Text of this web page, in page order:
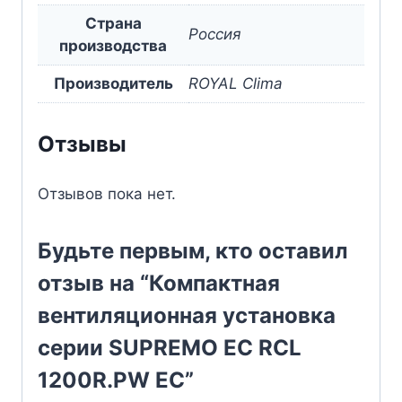
Страна
производства
Россия
Производитель ROYAL Clima
Отзывы
Отзывов пока нет.
Будьте первым, кто оставил
отзыв на “Компактная
вентиляционная установка
серии SUPREMO EC RCL
1200R.PW EC”